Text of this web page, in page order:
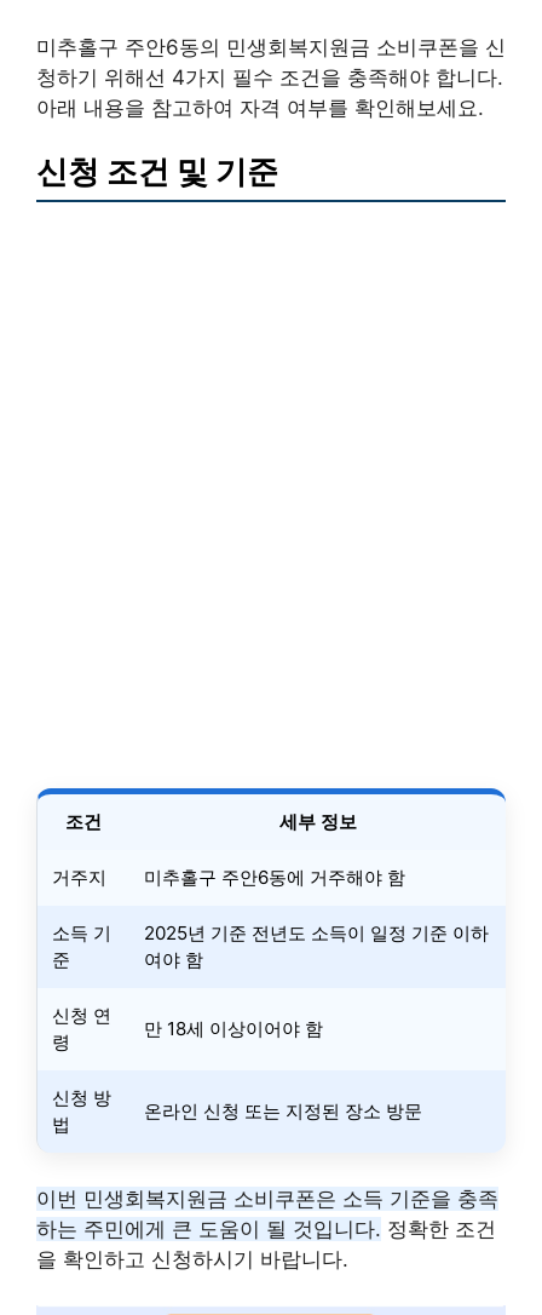
미추홀구 주안6동의 민생회복지원금 소비쿠폰을 신
청하기 위해선 4가지 필수 조건을 충족해야 합니다.
아래 내용을 참고하여 자격 여부를 확인해보세요.
신청 조건 및 기준
조건 세부 정보
거주지 미추홀구 주안6동에 거주해야 함
소득 기
준
2025년 기준 전년도 소득이 일정 기준 이하
여야 함
신청 연
령
만 18세 이상이어야 함
신청 방
법
온라인 신청 또는 지정된 장소 방문
이번 민생회복지원금 소비쿠폰은 소득 기준을 충족
하는 주민에게 큰 도움이 될 것입니다. 정확한 조건
을 확인하고 신청하시기 바랍니다.